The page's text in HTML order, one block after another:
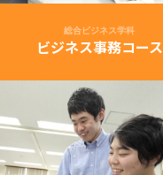
総合ビジネス学科
ビジネス事務コース